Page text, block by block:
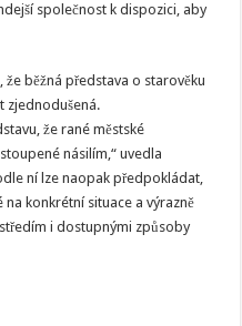
společnost k dispozici, aby
běžná představa o starověku
zjednodušená.
že rané městské
násilím,“ uvedla
ní lze naopak předpokládat,
konkrétní situace a výrazně
i dostupnými způsoby